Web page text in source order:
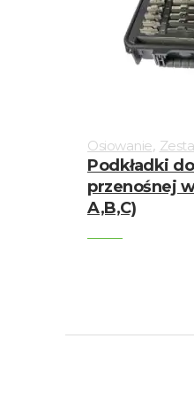
Osiowanie,
Podkładki
przenośnej
A,B,C)